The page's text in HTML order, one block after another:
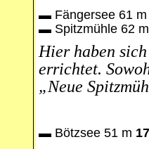
▬ Fängersee 61 m
▬Spitzmühle 62 m
Hier haben
errichtet.
„Neue
▬ Bötzsee 51 m